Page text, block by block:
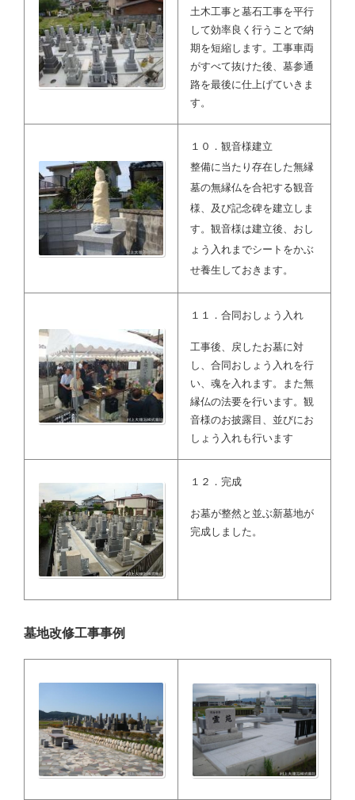
土木工事と墓石工事を平行
して効率良く行うことで納
期を短縮します。工事車両
がすべて抜けた後、墓参通
路を最後に仕上げていきま
す。
１０．観音様建立
整備に当たり存在した無縁
墓の無縁仏を合祀する観音
様、及び記念碑を建立しま
す。観音様は建立後、おし
ょう入れまでシートをかぶ
せ養生しておきます。
１１．合同おしょう入れ
工事後、戻したお墓に対
し、合同おしょう入れを行
い、魂を入れます。また無
縁仏の法要を行います。観
音様のお披露目、並びにお
しょう入れも行います
１２．完成
お墓が整然と並ぶ新墓地が
完成しました。
墓地改修工事事例